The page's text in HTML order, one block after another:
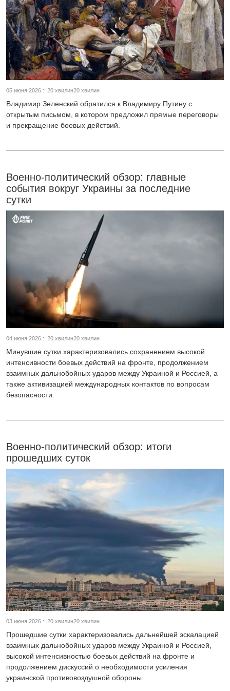
05 июня 2026 :: 20 хвилин20 хвилин
Владимир Зеленский обратился к Владимиру Путину с
открытым письмом, в котором предложил прямые переговоры
и прекращение боевых действий.
Военно-политический обзор: главные
события вокруг Украины за последние
сутки
04 июня 2026 :: 20 хвилин20 хвилин
Минувшие сутки характеризовались сохранением высокой
интенсивности боевых действий на фронте, продолжением
взаимных дальнобойных ударов между Украиной и Россией, а
также активизацией международных контактов по вопросам
безопасности.
Военно-политический обзор: итоги
прошедших суток
03 июня 2026 :: 20 хвилин20 хвилин
Прошедшие сутки характеризовались дальнейшей эскалацией
взаимных дальнобойных ударов между Украиной и Россией,
высокой интенсивностью боевых действий на фронте и
продолжением дискуссий о необходимости усиления
украинской противовоздушной обороны.